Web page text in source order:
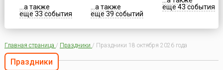
...а также
еще 33 события
...а также
еще 39 событий
еще 43 события
Главная страница / Праздники / Праздники 18 октября 2026 года
Праздники